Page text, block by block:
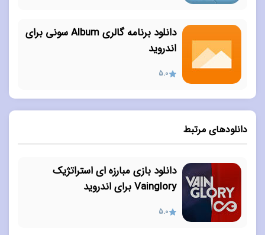
دانلودهای مرتبط
دانلود بازی مبارزه ای استراتژیک
Vainglory برای اندروید
5.0
دانلود برنامه گالری Album سونی برای
اندروید
5.0